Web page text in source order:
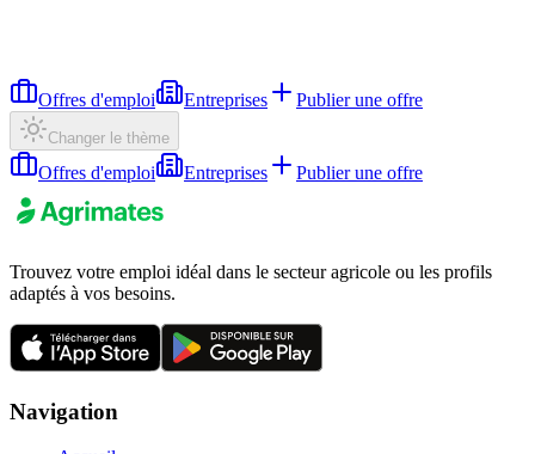
Offres d'emploi Entreprises Publier une offre
Changer le thème
Offres d'emploi Entreprises Publier une offre
Trouvez votre emploi idéal dans le secteur agricole ou les profils
adaptés à vos besoins.
Navigation